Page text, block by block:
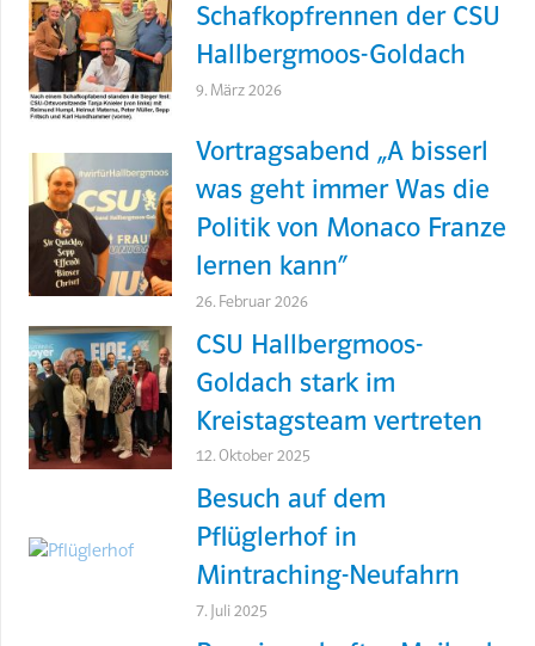
Schafkopfrennen der CSU
Hallbergmoos-Goldach
9. März 2026
Vortragsabend „A bisserl
was geht immer Was die
Politik von Monaco Franze
lernen kann“
26. Februar 2026
CSU Hallbergmoos-
Goldach stark im
Kreistagsteam vertreten
12. Oktober 2025
Besuch auf dem
Pflüglerhof in
Mintraching-Neufahrn
7. Juli 2025